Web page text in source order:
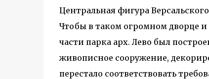
Центральная фигура
Чтобы в таком огромном дворце
части парка арх. Лево был
живописное сооружение,
перестало соответствовать